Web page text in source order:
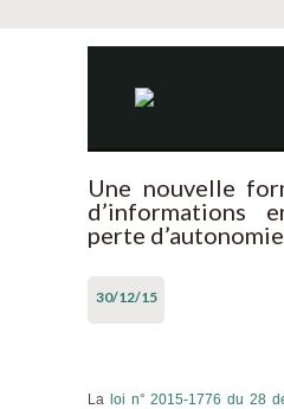
Une nouvelle
d’informations
perte d’autonomie
30/12/15
La loi n° 2015-1776 du 28